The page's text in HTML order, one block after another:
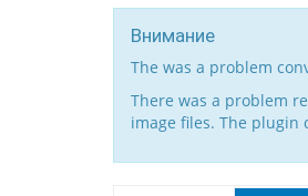
Внимание
The was a problem
There was a problem
image files. The plugin